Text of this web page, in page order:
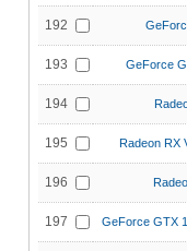
192
193 GeForce
194
195 Radeon RX
196
197 GeForce GTX